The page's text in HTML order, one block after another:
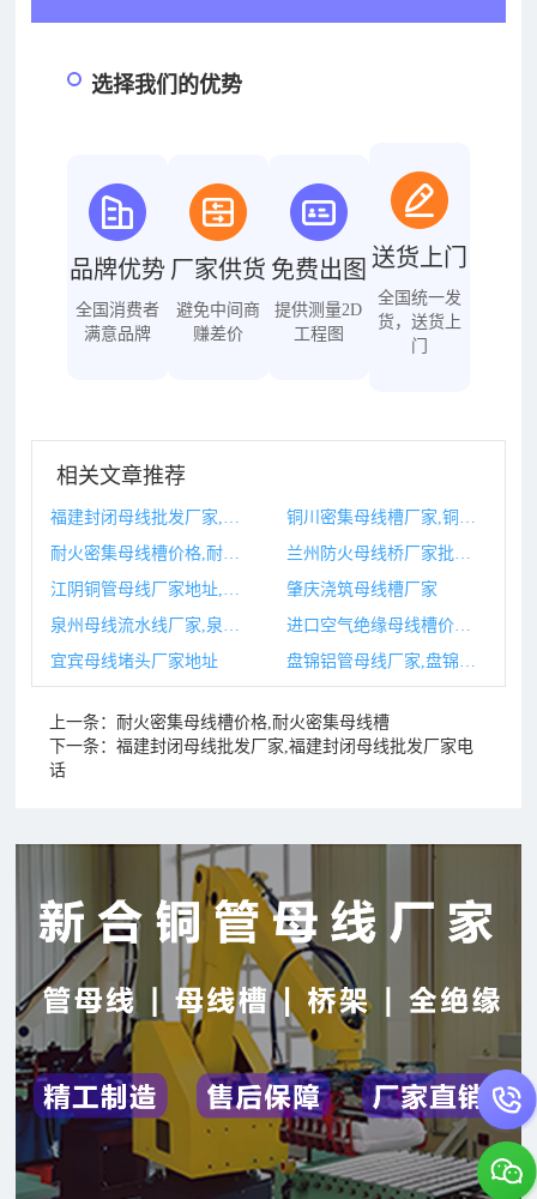
选择我们的优势
品牌优势
全国消费者
满意品牌
厂家供货
避免中间商
赚差价
免费出图
提供测量2D
工程图
送货上门
全国统一发
货，送货上
门
相关文章推荐
肇庆浇筑母线槽厂家
进口空气绝缘母线槽价格,空气绝缘母线槽与密集型母线槽
宜宾母线堵头厂家地址
上一条： 耐火密集母线槽价格,耐火密集母线槽
下一条：福建封闭母线批发厂家,福建封闭母线批发厂家电
话